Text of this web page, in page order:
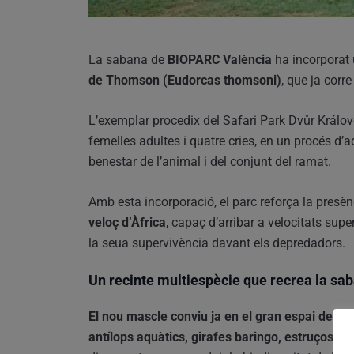
La sabana de BIOPARC València ha incorporat
de Thomson (Eudorcas thomsoni), que ja
L’exemplar procedix del Safari Park Dvůr
femelles adultes i quatre cries, en un procés
benestar de l’animal i del conjunt del ramat.
Amb esta incorporació, el parc reforça la
veloç d’Àfrica, capaç d’arribar a velocitats
la seua supervivència davant els depredadors.
Un recinte multiespècie que recrea la
El nou mascle conviu ja en el gran espai de
antílops aquàtics, girafes baringo, estruços,